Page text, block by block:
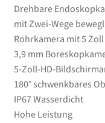
Kabel
5000mAh
Akku,
3,9
mm
Boreskopkamera
für
Auto
Drehbare
mit Zwei-Wege
Rohrkamera mit 5
3,9 mm
5-Zoll-HD-
180° schwenkbares
IP67 Wasserdicht
Hohe Leistung